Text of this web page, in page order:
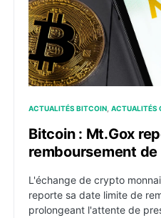
ACTUALITÉS BITCOIN ACTUALITÉS
Bitcoin : Mt.Gox
remboursement
L'échange de crypto
reporte sa date limite de
prolongeant l'attente de